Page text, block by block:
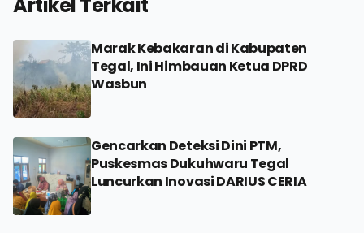
Marak Kebakaran di Kabupaten
Tegal, Ini Himbauan Ketua DPRD
Wasbun
Gencarkan Deteksi Dini PTM,
Puskesmas Dukuhwaru Tegal
Luncurkan Inovasi DARIUS CERIA